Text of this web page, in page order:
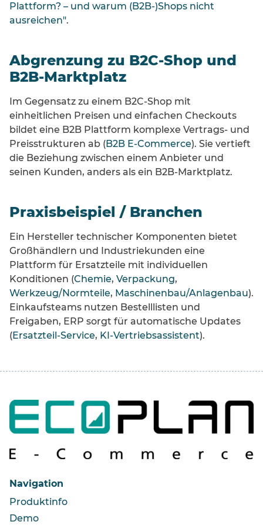
Plattform? – und warum (B2B-)Shops nicht
ausreichen".
Abgrenzung zu B2C-Shop und
B2B‑Marktplatz
Im Gegensatz zu einem B2C‑Shop mit
einheitlichen Preisen und einfachen Checkouts
bildet eine B2B Plattform komplexe Vertrags- und
Preisstrukturen ab (B2B E-Commerce). Sie vertieft
die Beziehung zwischen einem Anbieter und
seinen Kunden, anders als ein B2B-Marktplatz.
Praxisbeispiel / Branchen
Ein Hersteller technischer Komponenten bietet
Großhändlern und Industriekunden eine
Plattform für Ersatzteile mit individuellen
Konditionen (Chemie, Verpackung,
Werkzeug/Normteile, Maschinenbau/Anlagenbau).
Einkaufsteams nutzen Bestelllisten und
Freigaben, ERP sorgt für automatische Updates
(Ersatzteil-Service, KI-Vertriebsassistent).
Navigation
Produktinfo
Demo